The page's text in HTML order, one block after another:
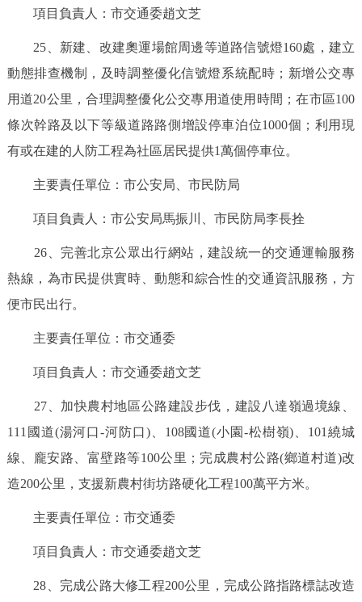
項目負責人：市交通委趙文芝
25、新建、改建奧運場館周邊等道路信號燈160處，建立
動態排查機制，及時調整優化信號燈系統配時；新增公交專
用道20公里，合理調整優化公交專用道使用時間；在市區100
條次幹路及以下等級道路路側增設停車泊位1000個；利用現
有或在建的人防工程為社區居民提供1萬個停車位。
主要責任單位：市公安局、市民防局
項目負責人：市公安局馬振川、市民防局李長拴
26、完善北京公眾出行網站，建設統一的交通運輸服務
熱線，為市民提供實時、動態和綜合性的交通資訊服務，方
便市民出行。
主要責任單位：市交通委
項目負責人：市交通委趙文芝
27、加快農村地區公路建設步伐，建設八達嶺過境線、
111國道(湯河口-河防口)、108國道(小園-松樹嶺)、101繞城
線、龐安路、富壁路等100公里；完成農村公路(鄉道村道)改
造200公里，支援新農村街坊路硬化工程100萬平方米。
主要責任單位：市交通委
項目負責人：市交通委趙文芝
28、完成公路大修工程200公里，完成公路指路標誌改造